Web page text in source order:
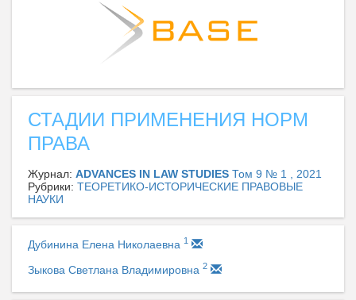
СТАДИИ ПРИМЕНЕНИЯ НОРМ
ПРАВА
Журнал: ADVANCES IN LAW STUDIES Том 9 № 1 , 2021
Рубрики: ТЕОРЕТИКО-ИСТОРИЧЕСКИЕ ПРАВОВЫЕ
НАУКИ
Дубинина Елена Николаевна 1
Зыкова Светлана Владимировна 2